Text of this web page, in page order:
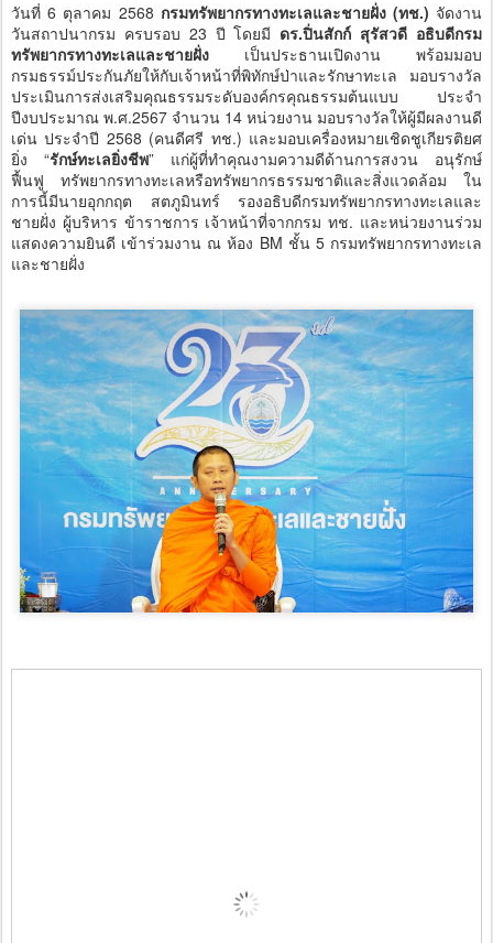
วันที่ 6 ตุลาคม 2568 กรมทรัพยากรทางทะเลและชายฝั่ง (ทช.) จัดงาน
วันสถาปนากรม ครบรอบ 23 ปี โดยมี ดร.ปิ่นสักก์ สุรัสวดี อธิบดีกรม
ทรัพยากรทางทะเลและชายฝั่ง เป็นประธานเปิดงาน พร้อมมอบ
กรมธรรม์ประกันภัยให้กับเจ้าหน้าที่พิทักษ์ป่าและรักษาทะเล มอบรางวัล
ประเมินการส่งเสริมคุณธรรมระดับองค์กรคุณธรรมต้นแบบ ประจำ
ปีงบประมาณ พ.ศ.2567 จำนวน 14 หน่วยงาน มอบรางวัลให้ผู้มีผลงานดี
เด่น ประจำปี 2568 (คนดีศรี ทช.) และมอบเครื่องหมายเชิดชูเกียรติยศ
ยิ่ง “รักษ์ทะเลยิ่งชีพ” แก่ผู้ที่ทำคุณงามความดีด้านการสงวน อนุรักษ์
ฟื้นฟู ทรัพยากรทางทะเลหรือทรัพยากรธรรมชาติและสิ่งแวดล้อม ใน
การนี้มีนายอุกกฤต สตภูมินทร์ รองอธิบดีกรมทรัพยากรทางทะเลและ
ชายฝั่ง ผู้บริหาร ข้าราชการ เจ้าหน้าที่จากกรม ทช. และหน่วยงานร่วม
แสดงความยินดี เข้าร่วมงาน ณ ห้อง BM ชั้น 5 กรมทรัพยากรทางทะเล
และชายฝั่ง